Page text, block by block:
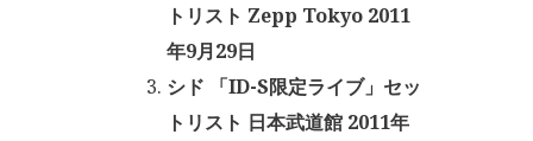
トリスト Zepp Tokyo 2011
年9月29日
シド 「ID-S限定ライブ」セッ
トリスト 日本武道館 2011年